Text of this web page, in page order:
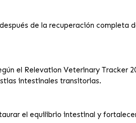
de la recuperación completa
el Relevation Veterinary Tracker
intestinales transitorias.
el equilibrio intestinal y